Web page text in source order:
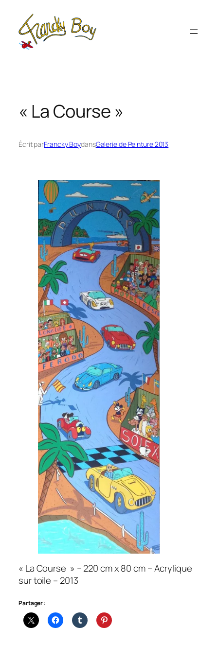
contenu
« La Course »
Écrit parFrancky BoydansGalerie de Peinture 2013
« La Course » – 220 cm x 80 cm – Acrylique
sur toile – 2013
Partager :